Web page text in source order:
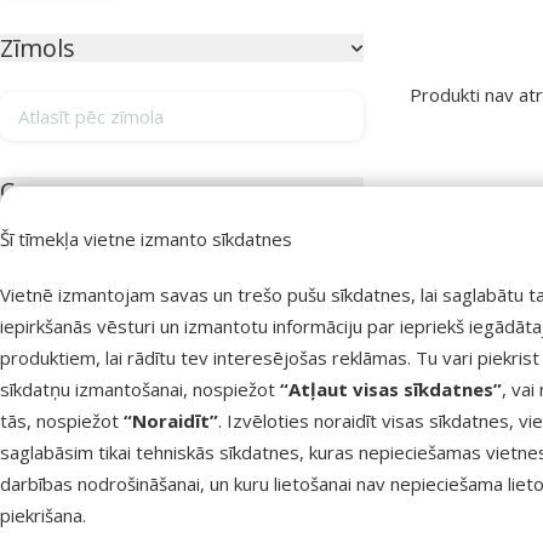
Šī tīmekļa vietne izmanto sīkdatnes
Vietnē izmantojam savas un trešo pušu sīkdatnes, lai saglabātu
iepirkšanās vēsturi un izmantotu informāciju par iepriekš
produktiem, lai rādītu tev interesējošas reklāmas. Tu vari piekrist
sīkdatņu izmantošanai, nospiežot “Atļaut visas sīkdatnes”, vai
tās, nospiežot “Noraidīt”. Izvēloties noraidīt visas sīkdatnes,
saglabāsim tikai tehniskās sīkdatnes, kuras nepieciešamas
darbības nodrošināšanai, un kuru lietošanai nav nepieciešama
piekrišana.
Zīmols
Atlasīt pēc zīmola
Cena
Atsauksmes
Atsauksmes 100%
0
Atsauksmes 80%
0
Produkti
Produkti nav